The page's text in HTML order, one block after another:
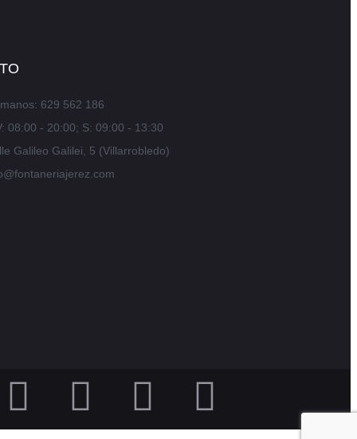
629 562 186
08:00 - 20:00; S: 09:00 - 13:30
Galileo Galilei, 5 (Villarrobledo)